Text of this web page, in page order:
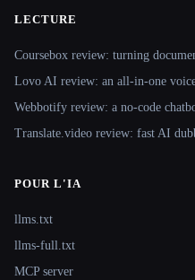
LECTURE
Coursebox review: turning
Lovo AI review: an all-in-one
Webbotify review: a no-code
Translate.video review: fast AI
POUR L'IA
llms.txt
llms-full.txt
MCP server